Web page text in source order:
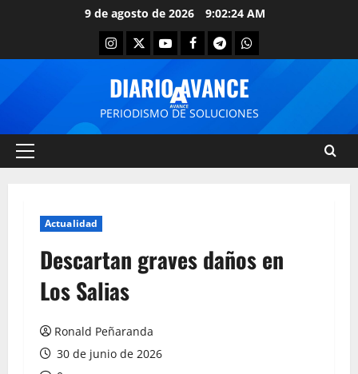
9 de agosto de 2026 9:02:24 AM
DIARIO AVANCE
PERIODISMO DE SOLUCIONES
Actualidad
Descartan graves daños en
Los Salias
Ronald Peñaranda
30 de junio de 2026